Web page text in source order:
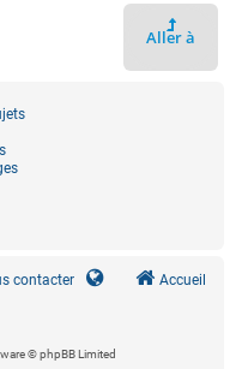
Aller à
Accueil
contacter
© phpBB Limited